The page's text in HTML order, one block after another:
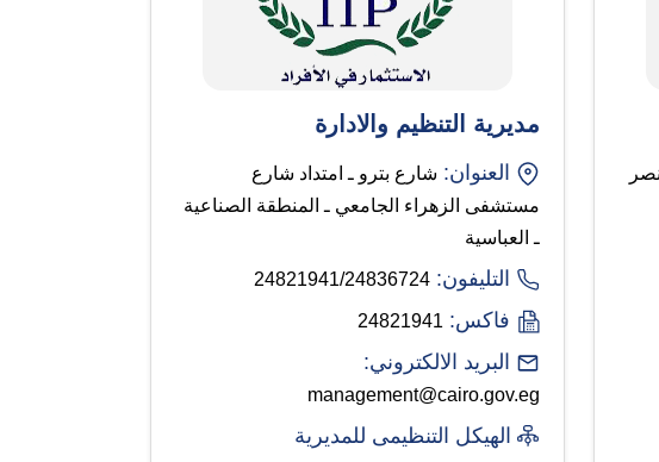
مديرية التنظيم والادارة
العنوان: شارع بترو ـ امتداد شارع
مستشفى الزهراء الجامعي ـ المنطقة الصناعية
ـ العباسية
التليفون: 24821941/24836724
فاكس: 24821941
البريد الالكتروني:
management@cairo.gov.eg
الهيكل التنظيمى للمديرية